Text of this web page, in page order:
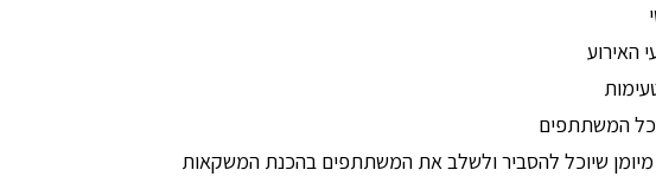
האירוע
המשתתפים
מיומן שיוכל להסביר ולשלב את המשתתפים בהכנת המשקאות